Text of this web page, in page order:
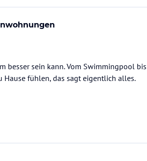
besser sein kann. Vom Swimmingpool
Hause fühlen, das sagt eigentlich alles.